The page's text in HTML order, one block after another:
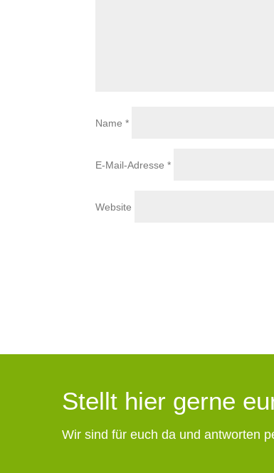
Name*
E-Mail-Adresse*
Website
Stellt hier gerne
Wir sind für euch da und antworten